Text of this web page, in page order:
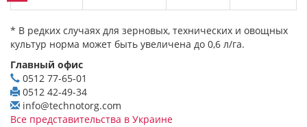
* В редких случаях для зерновых, технических и овощных
культур норма может быть увеличена до 0,6 л/га.
Главный офис
0512 77-65-01
0512 42-49-34
info@technotorg.com
Все представительства в Украине